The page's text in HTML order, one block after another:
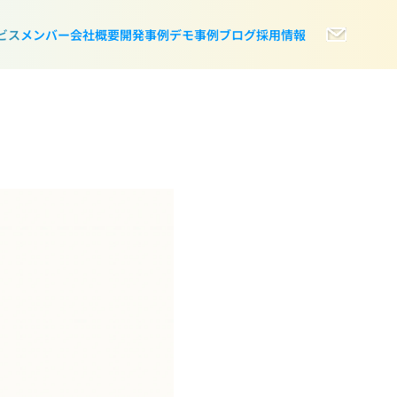
スメンバー会社概要開発事例デモ事例ブログ採用情報